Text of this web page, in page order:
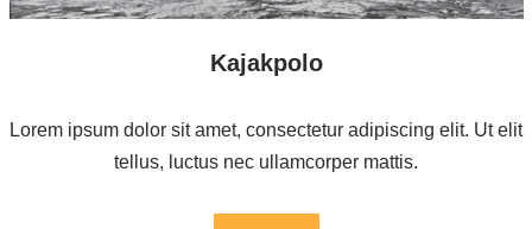
Kajakpolo
Lorem ipsum dolor sit amet, consectetur adipiscing elit. Ut elit
tellus, luctus nec ullamcorper mattis.